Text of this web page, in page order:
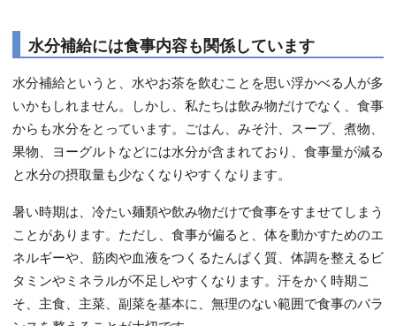
水分補給には食事内容も関係しています
水分補給というと、水やお茶を飲むことを思い浮かべる人が多
いかもしれません。しかし、私たちは飲み物だけでなく、食事
からも水分をとっています。ごはん、みそ汁、スープ、煮物、
果物、ヨーグルトなどには水分が含まれており、食事量が減る
と水分の摂取量も少なくなりやすくなります。
暑い時期は、冷たい麺類や飲み物だけで食事をすませてしまう
ことがあります。ただし、食事が偏ると、体を動かすためのエ
ネルギーや、筋肉や血液をつくるたんぱく質、体調を整えるビ
タミンやミネラルが不足しやすくなります。汗をかく時期こ
そ、主食、主菜、副菜を基本に、無理のない範囲で食事のバラ